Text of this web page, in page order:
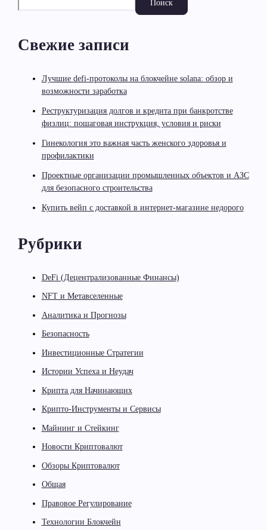
Поиск
Свежие записи
Лучшие defi-протоколы на блокчейне solana: обзор и
возможности заработка
Реструктуризация долгов и кредита при банкротстве
физлиц: пошаговая инструкция, условия и риски
Гинекология это важная часть женского здоровья и
профилактики
Проектные организации промышленных объектов и АЗС
для безопасного строительства
Купить вейп с доставкой в интернет-магазине недорого
Рубрики
DeFi (Децентрализованные Финансы)
NFT и Метавселенные
Аналитика и Прогнозы
Безопасность
Инвестиционные Стратегии
Истории Успеха и Неудач
Крипта для Начинающих
Крипто-Инструменты и Сервисы
Майнинг и Стейкинг
Новости Криптовалют
Обзоры Криптовалют
Общая
Правовое Регулирование
Технологии Блокчейн